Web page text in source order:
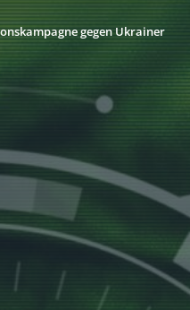
gegen Ukrainer